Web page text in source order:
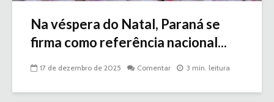
Na véspera do Natal, Paraná se
firma como referência nacional...
17 de dezembro de 2025 Comentar 3 min. leitura